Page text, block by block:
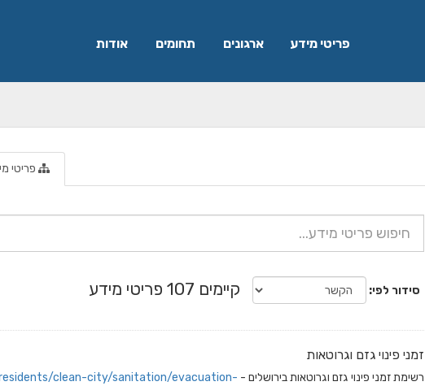
פריטי מידע ארגונים תחומים אודות
פריטי
סידור לפי קיימים 107 פריטי מידע
זמני פינוי גזם וגרוטאות
רשימת זמני פינוי גזם וגרוטאות בירושלים - clean-city/sanitation/evacuation-